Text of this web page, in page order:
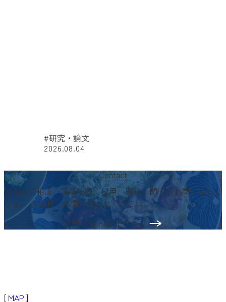
#研究・論文
2026.08.04
Contact
案件のご相談、講演依頼、採用、取材に関するお問い合わせ
など、お気軽にお問い合わせください。
お問い合わせはこちら
[ MAP ]